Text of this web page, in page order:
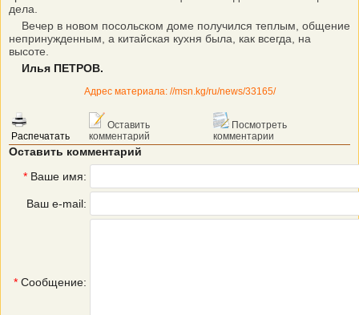
дела.
Вечер в новом посольском доме получился теплым, общение
непринужденным, а китайская кухня была, как всегда, на
высоте.
Илья ПЕТРОВ.
Адрес материала: //msn.kg/ru/news/33165/
Распечатать
Оставить
комментарий
Посмотреть
комментарии
Оставить комментарий
* Ваше имя:
Ваш e-mail:
* Сообщение: